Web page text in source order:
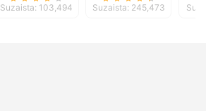
Suzaista: 103,494 Suzaista: 245,473